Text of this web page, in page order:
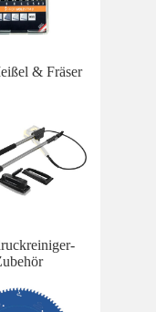
& Fräser